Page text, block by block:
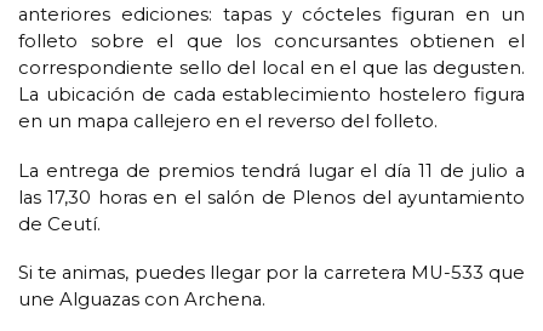
anteriores ediciones: tapas y cócteles figuran en un
folleto sobre el que los concursantes obtienen el
correspondiente sello del local en el que las degusten.
La ubicación de cada establecimiento hostelero figura
en un mapa callejero en el reverso del folleto.
La entrega de premios tendrá lugar el día 11 de julio a
las 17,30 horas en el salón de Plenos del ayuntamiento
de Ceutí.
Si te animas, puedes llegar por la carretera MU-533 que
une Alguazas con Archena.